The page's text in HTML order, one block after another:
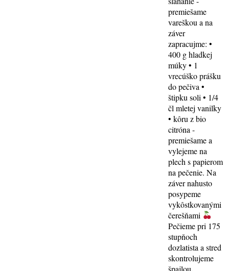
premiešame
vareškou a na
záver
zapracujme: •
400 g hladkej
múky • 1
vrecúško prášku
do pečiva •
štipku soli • 1/4
čl mletej vanilky
• kôru z bio
citróna -
premiešame a
vylejeme na
plech s papierom
na pečenie. Na
záver nahusto
posypeme
vykôstkovanými
čerešňami
Pečieme pri 175
stupňoch
dozlatista a stred
skontrolujeme
špajlou.